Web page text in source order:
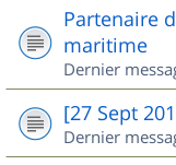
Partenaire
maritime
Dernier
[27 Sept
Dernier